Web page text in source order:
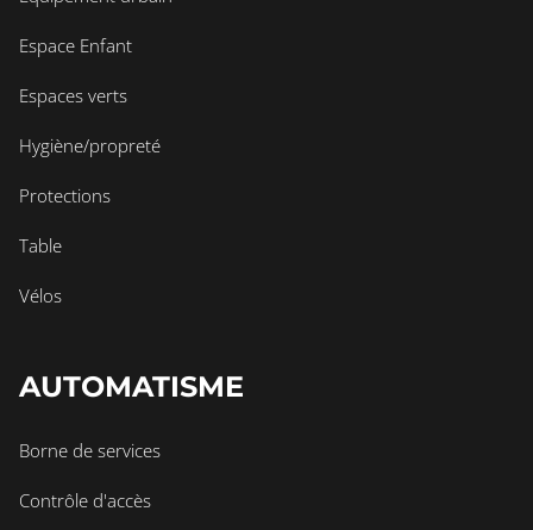
Espace Enfant
Espaces verts
Hygiène/propreté
Protections
Table
Vélos
AUTOMATISME
Borne de services
Contrôle d'accès